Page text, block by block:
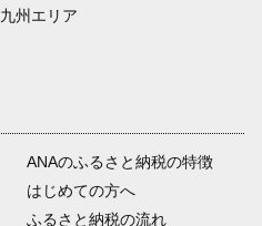
九州エリア
ANAのふるさと納税の特徴
はじめての方へ
ふるさと納税の流れ